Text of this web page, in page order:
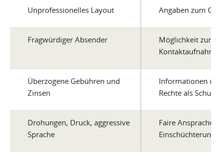
Unprofessionelles Layout Angaben zum
Fragwürdiger Absender
Möglichkeit zur
Kontaktaufnahme
Überzogene Gebühren und
Zinsen
Informationen
Rechte als
Drohungen, Druck, aggressive
Sprache
Faire Ansprache